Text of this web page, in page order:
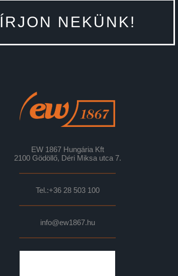
ÍRJON NEKÜNK!
EW 1867 Hungária Kft
2100 Gödöllő, Déri Miksa utca 7.
Tel.:+36 28 503 100
info@ew1867.hu